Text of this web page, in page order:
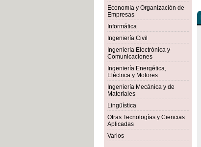
Economía y Organización de
Empresas
Informática
Ingeniería Civil
Ingeniería Electrónica y
Comunicaciones
Ingeniería Energética,
Eléctrica y Motores
Ingeniería Mecánica y de
Materiales
Lingüística
Otras Tecnologías y Ciencias
Aplicadas
Varios